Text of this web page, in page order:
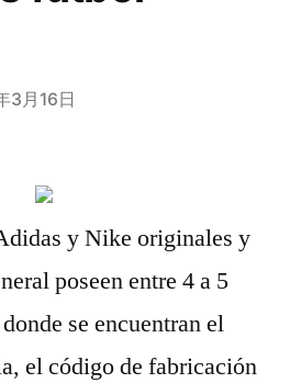
3月16日
y Nike originales y
poseen entre 4 a 5
se encuentran el
el código de fabricación